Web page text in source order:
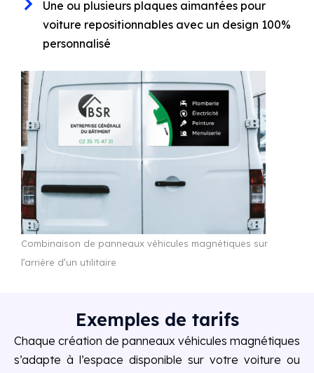
Une ou plusieurs plaques aimantées pour
voiture repositionnables avec un design 100%
personnalisé
Combinaison de panneaux véhicules magnétiques sur
l’arrière d’un utilitaire
Exemples de tarifs
Chaque création de panneaux véhicules magnétiques
s’adapte à l’espace disponible sur votre voiture ou